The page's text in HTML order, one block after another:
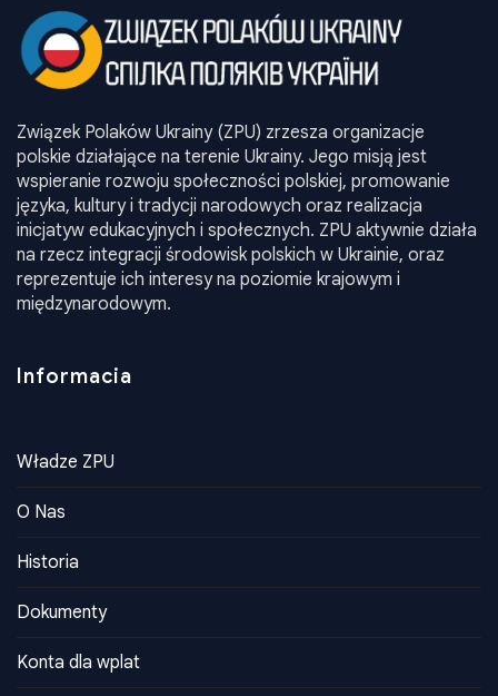
Związek Polaków Ukrainy (ZPU) zrzesza organizacje
polskie działające na terenie Ukrainy. Jego misją jest
wspieranie rozwoju społeczności polskiej, promowanie
języka, kultury i tradycji narodowych oraz realizacja
inicjatyw edukacyjnych i społecznych. ZPU aktywnie działa
na rzecz integracji środowisk polskich w Ukrainie, oraz
reprezentuje ich interesy na poziomie krajowym i
międzynarodowym.
Informacia
Władze ZPU
O Nas
Historia
Dokumenty
Konta dla wplat